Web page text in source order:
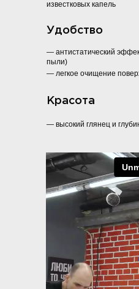
— антистатический
пыли)
Удобство
Красота
— легкое очищение
— высокий глянец и
известковых капель